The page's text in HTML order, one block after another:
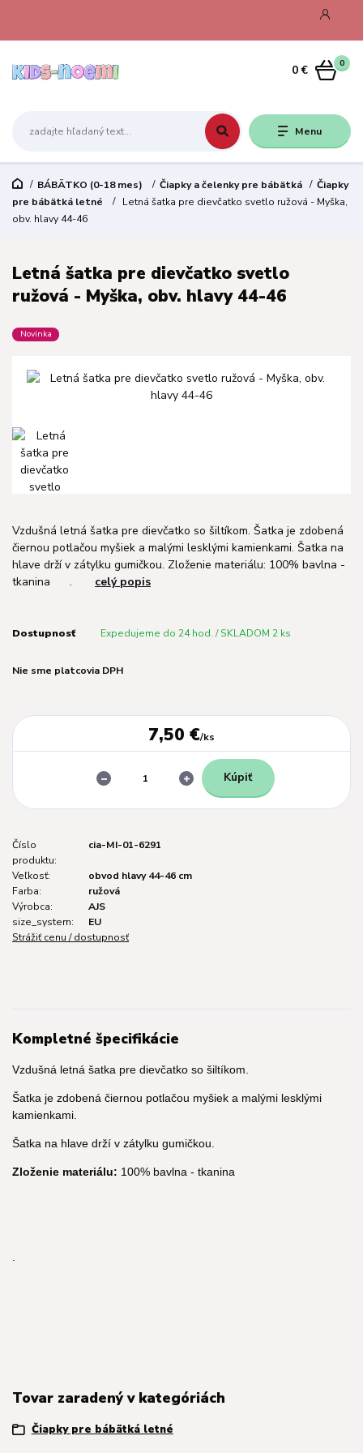
Menu
0
0 €
BÁBÄTKO (0-18 mes) Čiapky a čelenky pre bábätká
Čiapky
pre bábätká letné
Letná šatka pre dievčatko svetlo ružová - Myška,
obv. hlavy 44-46
Letná šatka pre dievčatko svetlo
ružová - Myška, obv. hlavy 44-46
Novinka
Vzdušná letná šatka pre dievčatko so šiltíkom. Šatka je zdobená
čiernou potlačou myšiek a malými lesklými kamienkami. Šatka na
hlave drží v zátylku gumičkou. Zloženie materiálu: 100% bavlna -
tkanina . celý popis
Dostupnosť Expedujeme do 24 hod. / SKLADOM 2 ks
Nie sme platcovia DPH
7,50 €/ks
Kúpiť
Číslo
produktu:
cia-MI-01-6291
Veľkosť:
obvod hlavy 44-46 cm
Farba:
ružová
Výrobca:
AJS
size_system:
EU
Strážiť cenu / dostupnosť
Kompletné špecifikácie
Vzdušná letná šatka pre dievčatko so šiltíkom.
Šatka je zdobená čiernou potlačou myšiek a malými lesklými
kamienkami.
Šatka na hlave drží v zátylku gumičkou.
Zloženie materiálu: 100% bavlna - tkanina
Tovar zaradený v kategóriách
Čiapky pre bábätká letné